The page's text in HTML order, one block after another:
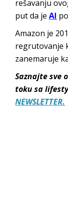
rešavanju
put da jeAI
Amazon je
regrutovanje
zanemaruje
Saznajte sve
toku sa
NEWSLETTER.